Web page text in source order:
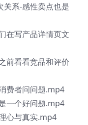
关系-感性卖点也是
在写产品详情页文
前看看竞品和评价
费者问问题.mp4
一个好问题.mp4
心与真实.mp4